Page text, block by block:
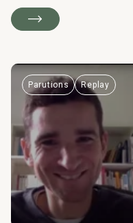
Parutions Replay